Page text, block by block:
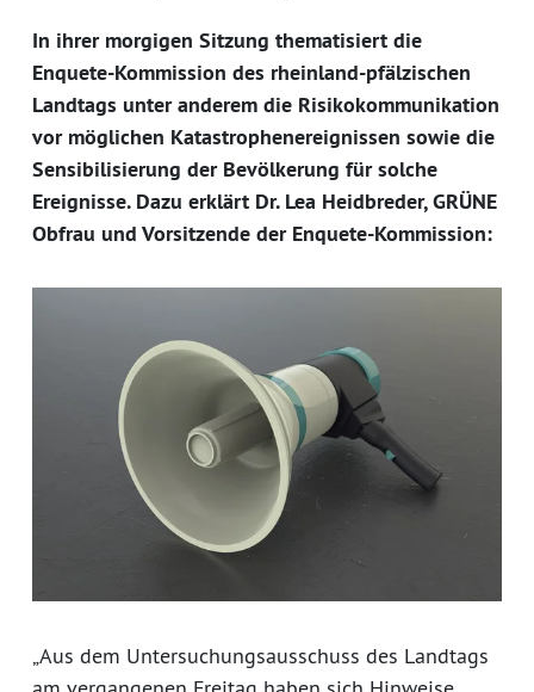
In ihrer morgigen Sitzung thematisiert die
Enquete-Kommission des rheinland-pfälzischen
Landtags unter anderem die Risikokommunikation
vor möglichen Katastrophenereignissen sowie die
Sensibilisierung der Bevölkerung für solche
Ereignisse. Dazu erklärt Dr. Lea Heidbreder, GRÜNE
Obfrau und Vorsitzende der Enquete-Kommission:
„Aus dem Untersuchungsausschuss des Landtags